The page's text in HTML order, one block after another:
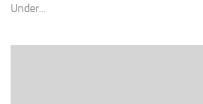
Under...